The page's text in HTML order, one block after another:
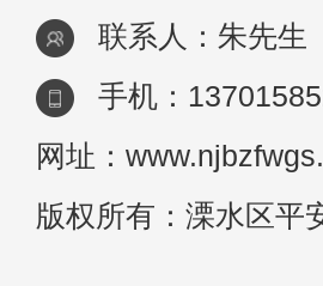
联系人：朱先生
手机：
网址：
版权所有：溧水区平